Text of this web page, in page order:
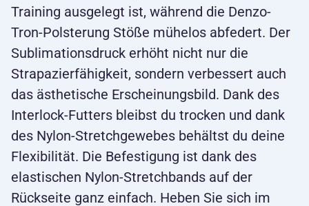
Training ausgelegt ist, während die Denzo-
Tron-Polsterung Stöße mühelos abfedert. Der
Sublimationsdruck erhöht nicht nur die
Strapazierfähigkeit, sondern verbessert auch
das ästhetische Erscheinungsbild. Dank des
Interlock-Futters bleibst du trocken und dank
des Nylon-Stretchgewebes behältst du deine
Flexibilität. Die Befestigung ist dank des
elastischen Nylon-Stretchbands auf der
Rückseite ganz einfach. Heben Sie sich im